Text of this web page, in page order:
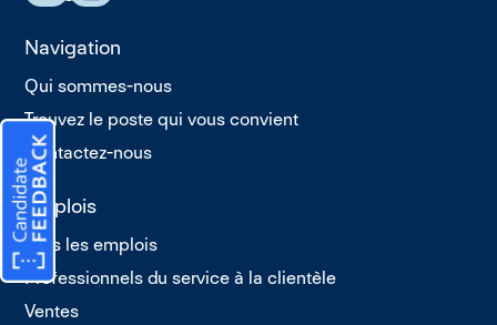
Navigation
Qui sommes-nous
Trouvez le poste qui vous convient
Contactez-nous
Emplois
Tous les emplois
Professionnels du service à la clientèle
Ventes